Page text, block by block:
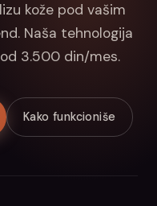
kože pod vašim
Naša tehnologija
3.500 din/mes.
Kako funkcioniše